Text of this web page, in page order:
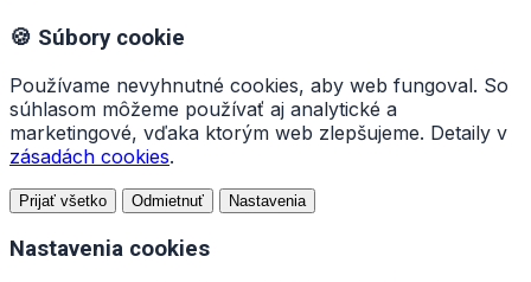
🍪 Súbory cookie
Používame nevyhnutné cookies, aby web fungoval. So
súhlasom môžeme používať aj analytické a
marketingové, vďaka ktorým web zlepšujeme. Detaily v
zásadách cookies.
Prijať všetko Odmietnuť Nastavenia
Nastavenia cookies